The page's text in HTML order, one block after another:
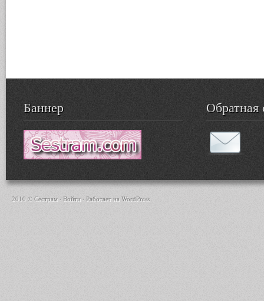
Баннер Обратная
2010 © Сестрам · Войти · Работает на WordPress